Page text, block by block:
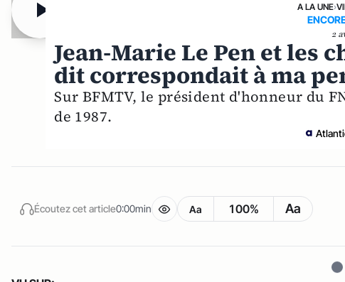
A LA UNE›
2
Jean-Marie Le Pen et les
dit correspondait à ma
Sur BFMTV, le président d'honneur du
de 1987.
Écoutez cet article0:00min Aa 100% Aa